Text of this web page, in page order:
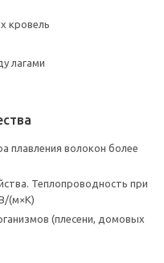
кровель
лагами
плавления волокон более
Теплопроводность при
(м×К)
(плесени, домовых